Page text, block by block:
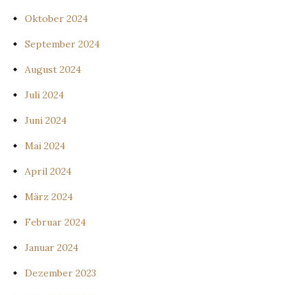
Oktober 2024
September 2024
August 2024
Juli 2024
Juni 2024
Mai 2024
April 2024
März 2024
Februar 2024
Januar 2024
Dezember 2023